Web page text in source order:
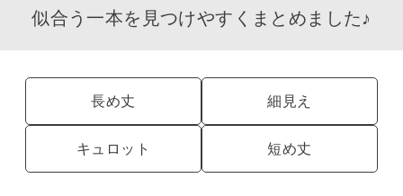
似合う一本を見つけやすくまとめました♪
長め丈 細見え
キュロット 短め丈